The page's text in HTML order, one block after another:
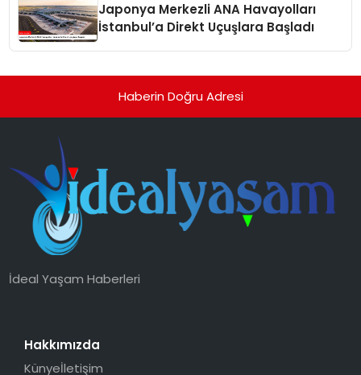
Japonya Merkezli ANA Havayolları
İstanbul’a Direkt Uçuşlara Başladı
Haberin Doğru Adresi
İdeal Yaşam Haberleri
Hakkımızda
Künyeİletişim